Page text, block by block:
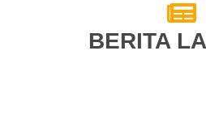
BERITA